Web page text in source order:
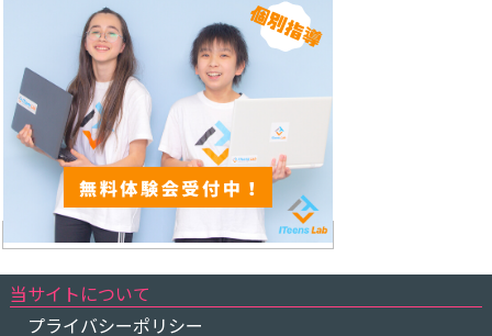
当サイトについて
プライバシーポリシー